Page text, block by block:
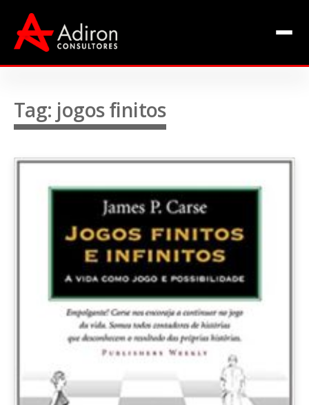
Livros de Fábio Adiron
Contato
Tag: jogos finitos